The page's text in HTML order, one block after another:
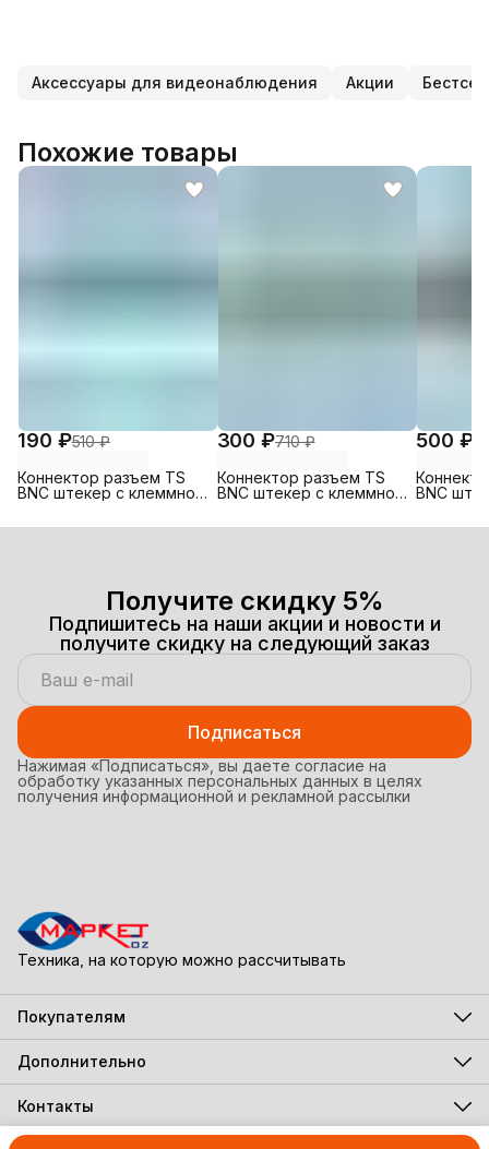
Аксессуары для видеонаблюдения Акции
Похожие товары
190 ₽510 ₽
Коннектор разъем TS
BNC штекер с клеммной
300 ₽710 ₽
Коннектор разъем TS
BNC штекер с клеммной
500 ₽
BNC
Получите скидку 5%
Подпишитесь на наши акции и новости и
получите скидку на следующий заказ
Подписаться
Нажимая «Подписаться», вы даете согласие на
обработку указанных персональных данных в целях
получения информационной и рекламной рассылки
Техника, на которую можно рассчитывать
Покупателям
Акции
Бестселлеры
Новинки
Дополнительно
Все новости
Программа лояльности
Контакты
Адрес